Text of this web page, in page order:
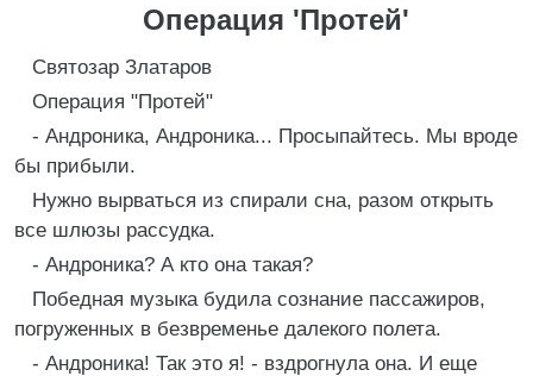
Операция 'Протей'
Святозар Златаров
Операция "Протей"
- Андроника, Андроника... Просыпайтесь. Мы вроде
бы прибыли.
Нужно вырваться из спирали сна, разом открыть
все шлюзы рассудка.
- Андроника? А кто она такая?
Победная музыка будила сознание пассажиров,
погруженных в безвременье далекого полета.
- Андроника! Так это я! - вздрогнула она. И еще